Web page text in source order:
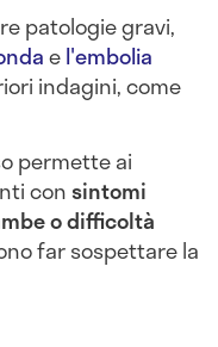
patologie gravi,
el'embolia
indagini, come
permette ai
consintomi
o difficoltà
far sospettare la